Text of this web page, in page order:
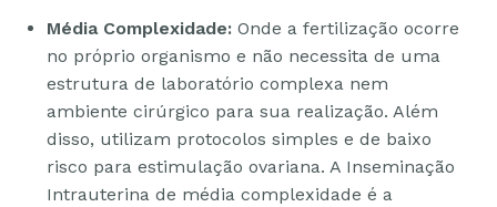
Média Complexidade: Onde a fertilização ocorre
no próprio organismo e não necessita de uma
estrutura de laboratório complexa nem
ambiente cirúrgico para sua realização. Além
disso, utilizam protocolos simples e de baixo
risco para estimulação ovariana. A Inseminação
Intrauterina de média complexidade é a